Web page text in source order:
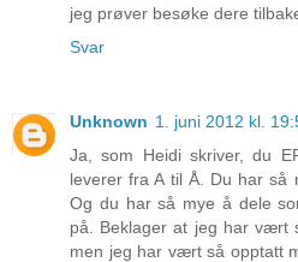
jeg prøver besøke dere
Svar
Unknown 1. juni 2012 kl.
Ja, som Heidi skriver, du
leverer fra A til Å. Du har så
Og du har så mye å dele
på. Beklager at jeg har vært
men jeg har vært så opptatt